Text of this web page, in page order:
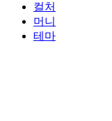
컬처
머니
테마